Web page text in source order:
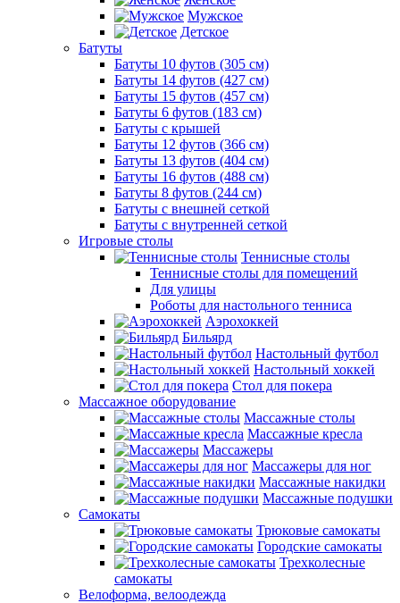
Мужское
Детское
Батуты
Батуты 10 футов (305 см)
Батуты 14 футов (427 см)
Батуты 15 футов (457 см)
Батуты 6 футов (183 см)
Батуты с крышей
Батуты 12 футов (366 см)
Батуты 13 футов (404 см)
Батуты 16 футов (488 см)
Батуты 8 футов (244 см)
Батуты с внешней сеткой
Батуты с внутренней сеткой
Игровые столы
Теннисные столы
Теннисные столы для помещений
Для улицы
Роботы для настольного тенниса
Аэрохоккей
Бильярд
Настольный футбол
Настольный хоккей
Стол для покера
Массажное оборудование
Массажные столы
Массажные кресла
Массажеры
Массажеры для ног
Массажные накидки
Массажные подушки
Самокаты
Трюковые самокаты
Городские самокаты
Трехколесные
самокаты
Велоформа, велоодежда